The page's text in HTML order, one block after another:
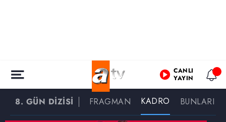
CANLI
YAYIN
8. GÜN DİZİSİ FRAGMAN KADRO BUNLARI